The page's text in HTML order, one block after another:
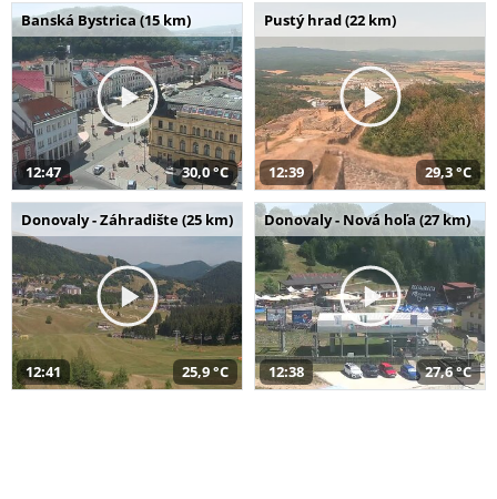
Banská Bystrica (15 km)
12:47 30,0 °C
Pustý hrad (22 km)
12:39 29,3 °C
Donovaly - Záhradište (25 km)
12:41 25,9 °C
Donovaly - Nová hoľa (27 km)
12:38 27,6 °C